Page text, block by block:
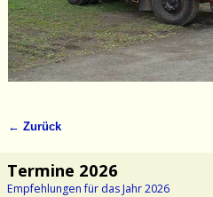
← Zurück
Termine 2026
Empfehlungen für das Jahr 2026